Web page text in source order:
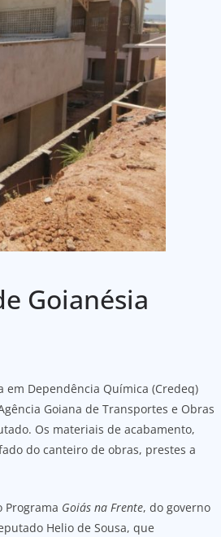
Goianésia
em Dependência Química (Credeq)
Goiana de Transportes e Obras
Os materiais de acabamento,
do canteiro de obras, prestes a
Programa Goiás na Frente, do governo
Helio de Sousa, que